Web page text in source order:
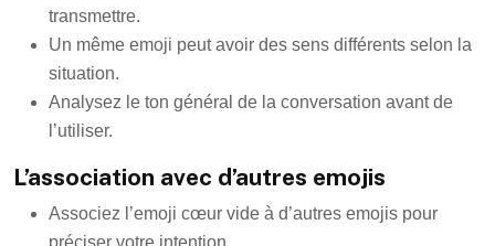
transmettre.
Un même emoji peut avoir des sens différents selon la
situation.
Analysez le ton général de la conversation avant de
l’utiliser.
L’association avec d’autres emojis
Associez l’emoji cœur vide à d’autres emojis pour
préciser votre intention.